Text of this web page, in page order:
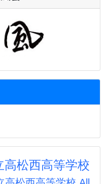
高松西高等学校